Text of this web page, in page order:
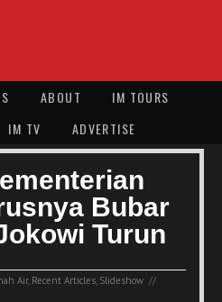
ABOUT
IM TOURS
IM TV ADVERTISE
Bubar
Turun
Air, Recent Articles, Slideshow //